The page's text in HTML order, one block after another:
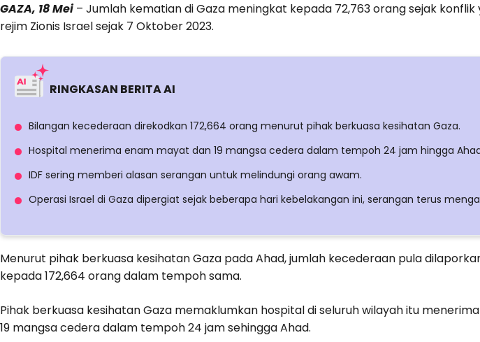
GAZA, 18 Mei– Jumlah kematian di Gaza meningkat kepada 72,763 orang sejak
rejim Zionis Israel sejak 7 Oktober 2023.
RINGKASAN BERITA AI
Bilangan kecederaan direkodkan 172,664 orang menurut pihak berkuasa kesihatan Gaza.
Hospital menerima enam mayat dan 19 mangsa cedera dalam tempoh 24 jam hingga
IDF sering memberi alasan serangan untuk melindungi orang awam.
Operasi Israel di Gaza dipergiat sejak beberapa hari kebelakangan ini, serangan terus
Menurut pihak berkuasa kesihatan Gaza pada Ahad, jumlah kecederaan pula
kepada 172,664 orang dalam tempoh sama.
Pihak berkuasa kesihatan Gaza memaklumkan hospital di seluruh wilayah itu
19 mangsa cedera dalam tempoh 24 jam sehingga Ahad.